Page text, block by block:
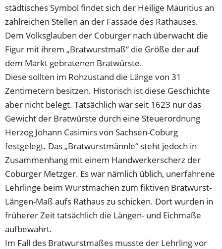
städtisches Symbol findet sich der Heilige Mauritius an
zahlreichen Stellen an der Fassade des Rathauses.
Dem Volksglauben der Coburger nach überwacht die
Figur mit ihrem „Bratwurstmaß“ die Größe der auf
dem Markt gebratenen Bratwürste.
Diese sollten im Rohzustand die Länge von 31
Zentimetern besitzen. Historisch ist diese Geschichte
aber nicht belegt. Tatsächlich war seit 1623 nur das
Gewicht der Bratwürste durch eine Steuerordnung
Herzog Johann Casimirs von Sachsen-Coburg
festgelegt. Das „Bratwurstmännle“ steht jedoch in
Zusammenhang mit einem Handwerkerscherz der
Coburger Metzger. Es war nämlich üblich, unerfahrene
Lehrlinge beim Wurstmachen zum fiktiven Bratwurst-
Längen-Maß aufs Rathaus zu schicken. Dort wurden in
früherer Zeit tatsächlich die Längen- und Eichmaße
aufbewahrt.
Im Fall des Bratwurstmaßes musste der Lehrling vor